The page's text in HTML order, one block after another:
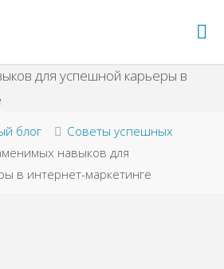
блог
Советы успешных
навыков для
в интернет-маркетинге